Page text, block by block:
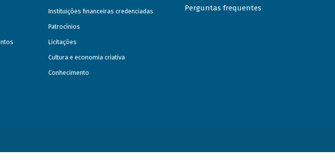
Instituições financeiras credenciadas
Patrocínios
Licitações
Cultura e economia criativa
Conhecimento
Perguntas frequentes